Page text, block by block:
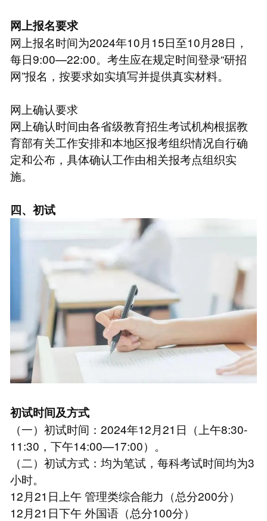
网上报名要求
网上报名时间为2024年10月15日至10月28日，
每日9:00—22:00。考生应在规定时间登录“研招
网”报名，按要求如实填写并提供真实材料。
网上确认要求
网上确认时间由各省级教育招生考试机构根据教
育部有关工作安排和本地区报考组织情况自行确
定和公布，具体确认工作由相关报考点组织实
施。
四、初试
初试时间及方式
（一）初试时间：2024年12月21日（上午8:30-
11:30，下午14:00—17:00）。
（二）初试方式：均为笔试，每科考试时间均为3
小时。
12月21日上午 管理类综合能力（总分200分）
12月21日下午 外国语（总分100分）